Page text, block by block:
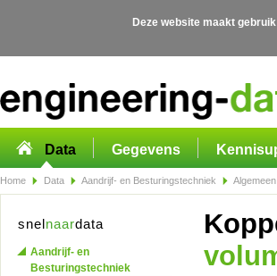
Deze website maakt
Data Gegevens
Home Data Aandrijf- en Besturingstechniek Algemeen
snelnaardata
Aandrijf- en
Besturingstechniek